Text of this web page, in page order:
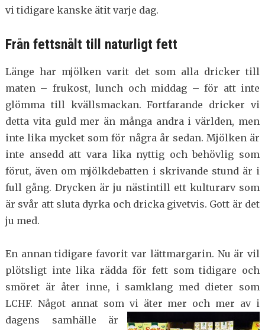
vi tidigare kanske ätit varje dag.
Från fettsnålt till naturligt fett
Länge har mjölken varit det som alla dricker till
maten – frukost, lunch och middag – för att inte
glömma till kvällsmackan. Fortfarande dricker vi
detta vita guld mer än många andra i världen, men
inte lika mycket som för några år sedan. Mjölken är
inte ansedd att vara lika nyttig och behövlig som
förut, även om mjölkdebatten i skrivande stund är i
full gång. Drycken är ju nästintill ett kulturarv som
är svår att sluta dyrka och dricka givetvis. Gott är det
ju med.
En annan tidigare favorit var lättmargarin. Nu är vil
plötsligt inte lika rädda för fett som tidigare och
smöret är åter inne, i samklang med dieter som
LCHF. Något annat som vi äter mer och mer av i
dagens samhälle är